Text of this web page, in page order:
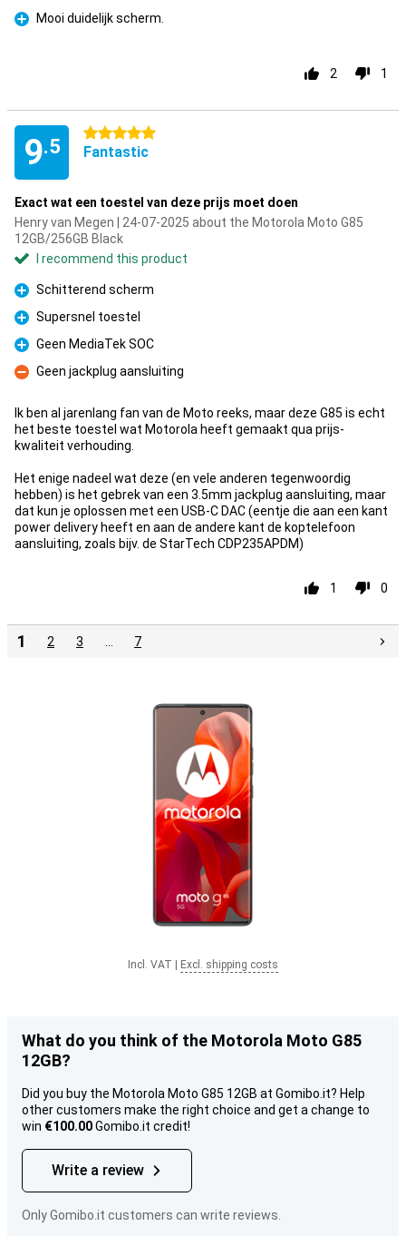
Pro
Mooi duidelijk scherm.
2 1
9.5
5 stars
Fantastic
Exact wat een toestel van deze prijs moet doen
Henry van Megen | 24-07-2025 about the Motorola Moto G85
12GB/256GB Black
I recommend this product
Pro
Schitterend scherm
Pro
Supersnel toestel
Pro
Geen MediaTek SOC
Con
Geen jackplug aansluiting
Ik ben al jarenlang fan van de Moto reeks, maar deze G85 is echt
het beste toestel wat Motorola heeft gemaakt qua prijs-
kwaliteit verhouding.
Het enige nadeel wat deze (en vele anderen tegenwoordig
hebben) is het gebrek van een 3.5mm jackplug aansluiting, maar
dat kun je oplossen met een USB-C DAC (eentje die aan een kant
power delivery heeft en aan de andere kant de koptelefoon
aansluiting, zoals bijv. de StarTech CDP235APDM)
1 0
1 2 3 7
Incl. VAT Excl. shipping costs
What do you think of the Motorola Moto G85
12GB?
Did you buy the Motorola Moto G85 12GB at Gomibo.it? Help
other customers make the right choice and get a change to
win €100.00Gomibo.it credit!
Write a review
Only Gomibo.it customers can write reviews.